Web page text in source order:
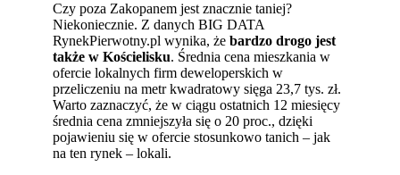
Czy poza Zakopanem jest znacznie taniej?
Niekoniecznie. Z danych BIG DATA
RynekPierwotny.pl wynika, żebardzo drogo jest
także w Kościelisku. Średnia cena mieszkania w
ofercie lokalnych firm deweloperskich w
przeliczeniu na metr kwadratowy sięga 23,7 tys. zł.
Warto zaznaczyć, że w ciągu ostatnich 12 miesięcy
średnia cena zmniejszyła się o 20 proc., dzięki
pojawieniu się w ofercie stosunkowo tanich – jak
na ten rynek – lokali.